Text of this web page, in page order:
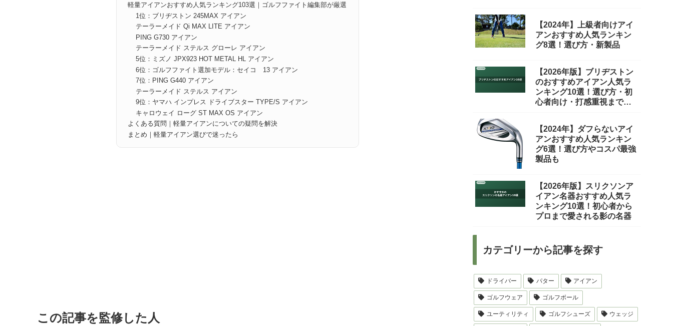
軽量アイアンおすすめ人気ランキング103選｜ゴルフファイト編集部が厳選
1位：ブリヂストン 245MAX アイアン
テーラーメイド Qi MAX LITE アイアン
PING G730 アイアン
テーラーメイド ステルス グローレ アイアン
5位：ミズノ JPX923 HOT METAL HL アイアン
6位：ゴルフファイト選加モデル：セイコ゠13 アイアン
7位：PING G440 アイアン
テーラーメイド ステルス アイアン
9位：ヤマハ インプレス ドライブスター TYPE/S アイアン
キャロウェイ ローグ ST MAX OS アイアン
よくある質問｜軽量アイアンについての疑問を解決
まとめ｜軽量アイアン選びで迷ったら
この記事を監修した人
【2024年】上級者向けアイ
アンおすすめ人気ランキン
グ8選！選び方・新製品
【2026年版】ブリヂストン
のおすすめアイアン人気ラ
ンキング10選！選び方・初
心者向け・打感重視まで徹
【2024年】ダフらないアイ
アンおすすめ人気ランキン
グ6選！選び方やコスパ最強
製品も
【2026年版】スリクソンア
イアン名器おすすめ人気ラ
ンキング10選！初心者から
プロまで愛される影の名器
カテゴリーから記事を探す
ドライバー パター アイアン
ゴルフウェア ゴルフボール
ユーティリティ ゴルフシューズ ウェッジ